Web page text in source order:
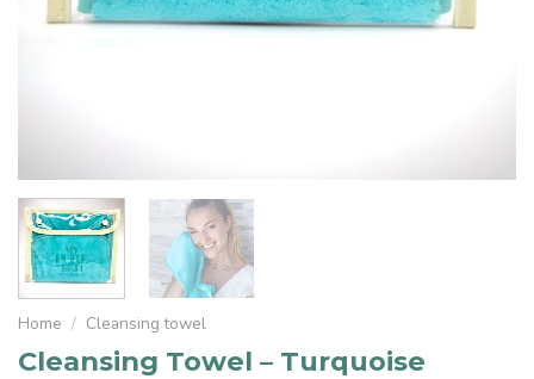
Home / Cleansing towel
Cleansing Towel – Turquoise